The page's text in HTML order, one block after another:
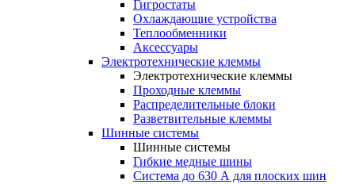
Гигростаты
Охлаждающие устройства
Теплообменники
Аксессуары
Электротехнические клеммы
Электротехнические клеммы
Проходные клеммы
Распределительные блоки
Разветвительные клеммы
Шинные системы
Шинные системы
Гибкие медные шины
Система до 630 А для плоских шин